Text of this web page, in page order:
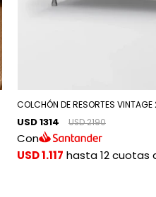
COLCHÓN DE RESORTES VINTAGE
USD 1314 USD 2190
Con
USD 1.117 hasta 12 cuotas